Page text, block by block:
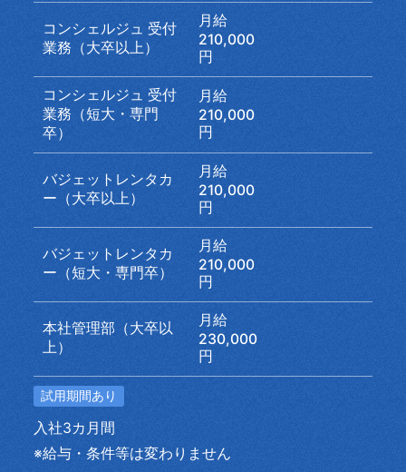
コンシェルジュ 受付
業務（大卒以上）
月給
210,000
円
コンシェルジュ 受付
業務（短大・専門
卒）
月給
210,000
円
バジェットレンタカ
ー（大卒以上）
月給
210,000
円
バジェットレンタカ
ー（短大・専門卒）
月給
210,000
円
本社管理部（大卒以
上）
月給
230,000
円
試用期間あり
入社3カ月間
※給与・条件等は変わりません